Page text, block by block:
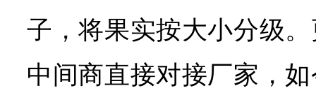
子，将果实按大小分级
中间商直接对接厂家，